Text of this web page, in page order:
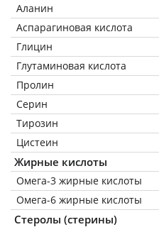
Аланин
Аспарагиновая кислота
Глицин
Глутаминовая кислота
Пролин
Серин
Тирозин
Цистеин
Жирные кислоты
Омега-3 жирные кислоты
Омега-6 жирные кислоты
Стеролы (стерины)